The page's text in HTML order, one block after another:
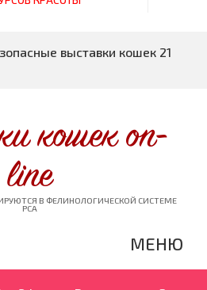
выставки кошек 21
кошек on-
line
В ФЕЛИНОЛОГИЧЕСКОЙ СИСТЕМЕ
PCA
МЕНЮ